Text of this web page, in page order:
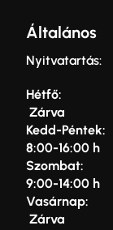
Általános
Nyitvatartás:
Hétfő:
Zárva
Kedd-Péntek:
8:00-16:00 h
Szombat:
9:00-14:00 h
Vasárnap:
Zárva